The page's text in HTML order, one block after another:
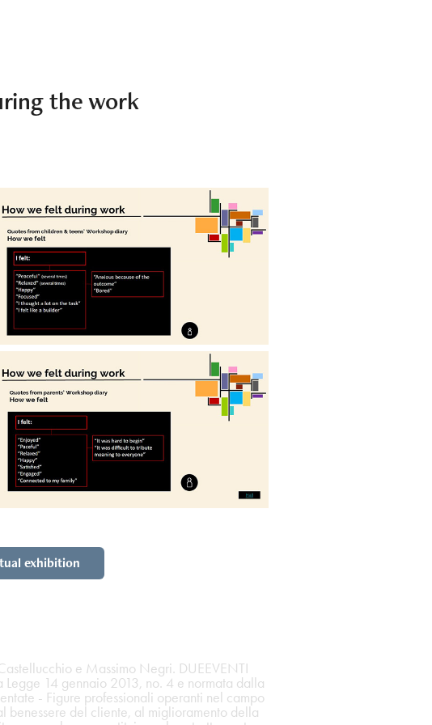
the work
exhibition
e Massimo Negri. DUEEVENTI
14 gennaio 2013, no. 4 e normata dalla
- Figure professionali operanti nel campo
benessere del cliente, al miglioramento della